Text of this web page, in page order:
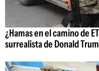
¿Hamas en el camino de
surrealista de Donald